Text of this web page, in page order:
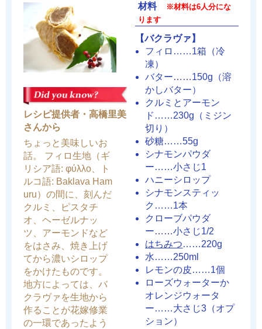
レシピ提供者・高橋里美
さんから
ちょっと美味しいお
話。 フィロ生地（ギ
リシア語: φύλλο、ト
ルコ語: Baklava Ham
uru）の間に、刻んだ
クルミ、ピスタチ
オ、ヘーゼルナッ
ツ、アーモンドなど
をはさみ、焼き上げ
てから濃いシロップ
をかけたものです。
地方によっては、バ
クラヴァを生地から
作ることが花嫁修業
の一環であったよう
材料
※材料は6人分にな
ります
【バクラヴァ】
フィロ……1箱（冷
凍）
バター……150g（溶
かしバター）
クルミとアーモン
ド……230g（ミジン
切り）
砂糖……55g
シナモンパウダ
ー……小さじ1
ハニーシロップ
シナモンスティッ
ク……1本
クローブパウダ
ー……小さじ1/2
はちみつ……220g
水……250ml
レモンの皮……1個
ローズウォーターか
オレンジウォータ
ー……大さじ3（オプ
ション）